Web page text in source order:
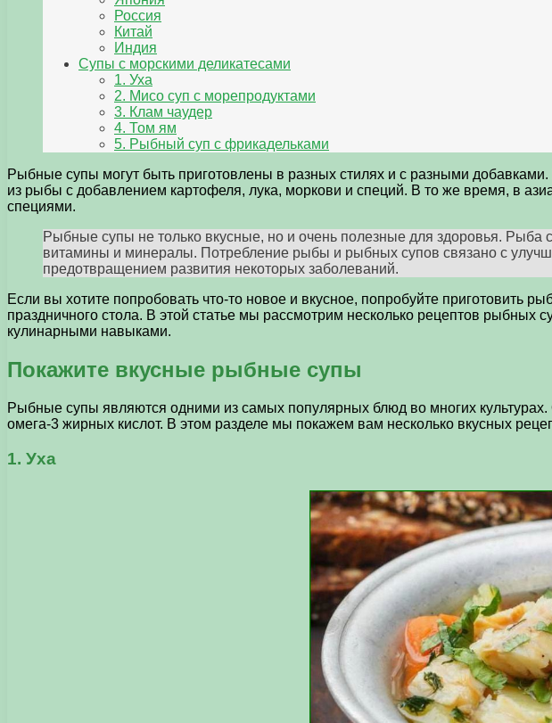
Россия
Китай
Индия
Супы с морскими деликатесами
1. Уха
2. Мисо суп с морепродуктами
3. Клам чаудер
4. Том ям
5. Рыбный суп с фрикадельками
Рыбные супы могут быть приготовлены в разных стилях и с разными
из рыбы с добавлением картофеля, лука, моркови и специй. В то же время, в
специями.
Рыбные супы не только вкусные, но и очень полезные для здоровья. Рыба
витамины и минералы. Потребление рыбы и рыбных супов связано с
предотвращением развития некоторых заболеваний.
Если вы хотите попробовать что-то новое и вкусное, попробуйте приготовить
праздничного стола. В этой статье мы рассмотрим несколько рецептов
кулинарными навыками.
Покажите вкусные рыбные супы
Рыбные супы являются одними из самых популярных блюд во многих
омега-3 жирных кислот. В этом разделе мы покажем вам несколько вкусных
1. Уха